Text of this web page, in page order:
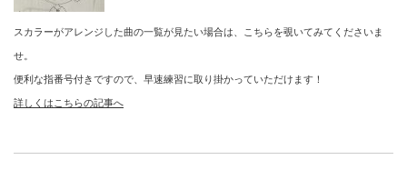
スカラーがアレンジした曲の一覧が見たい場合は、こちらを覗いてみてくださいま
せ。
便利な指番号付きですので、早速練習に取り掛かっていただけます！
詳しくはこちらの記事へ